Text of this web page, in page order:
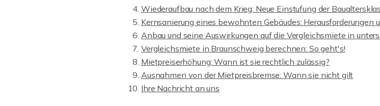
Wiederaufbau nach dem Krieg: Neue Einstufung der
Kernsanierung eines bewohnten Gebäudes: Herausforderungen
Anbau und seine Auswirkungen auf die Vergleichsmiete in
Vergleichsmiete in Braunschweig berechnen: So geht's!
Mietpreiserhöhung: Wann ist sie rechtlich zulässig?
Ausnahmen von der Mietpreisbremse: Wann sie nicht gilt
Ihre Nachricht an uns